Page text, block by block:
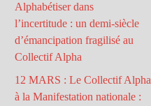
Alphabétiser dans
l’incertitude : un demi-siècle
d’émancipation fragilisé au
Collectif Alpha
12 MARS : Le Collectif Alpha
à la Manifestation nationale :